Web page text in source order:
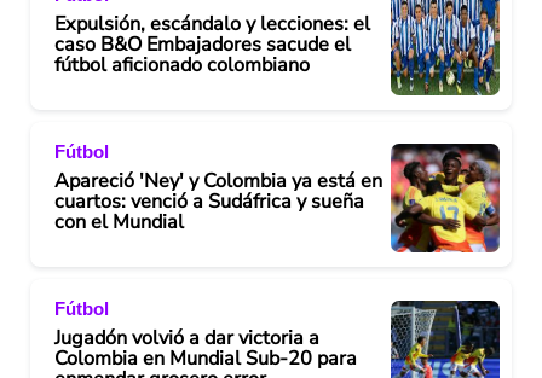
Expulsión, escándalo y lecciones: el
caso B&O Embajadores sacude el
fútbol aficionado colombiano
Fútbol
Apareció 'Ney' y Colombia ya está en
cuartos: venció a Sudáfrica y sueña
con el Mundial
Fútbol
Jugadón volvió a dar victoria a
Colombia en Mundial Sub-20 para